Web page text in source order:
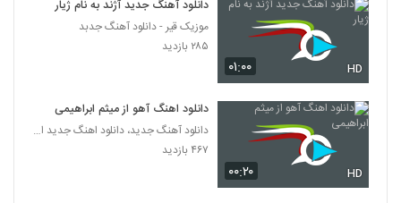
910
۸۰۲ بازدید
911
دانلود آهنگ مادر از محمد خوارزمی
۷۵۶ بازدید
آهنگ نه این حق من نبود از محمدرضا
کیارستمی(پاپ)
۴۶۶ بازدید
۰۱:۰۰ HD
دانلود آهنگ جدید آژند به نام ژیار
موزیک قیر - دانلود آهنگ جدبد
۲۸۵ بازدید
۰۰:۲۰ HD
دانلود اهنگ آهو از میثم ابراهیمی
دانلود آهنگ جدید، دانلود اهنگ جدید ایرانی
۴۶۷ بازدید